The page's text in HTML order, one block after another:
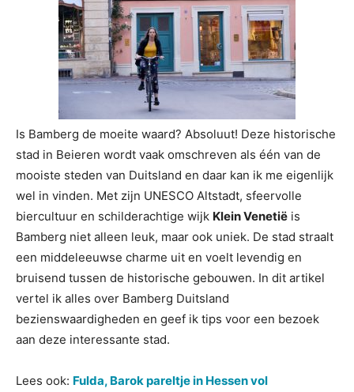
Is Bamberg de moeite waard? Absoluut! Deze historische
stad in Beieren wordt vaak omschreven als één van de
mooiste steden van Duitsland en daar kan ik me eigenlijk
wel in vinden. Met zijn UNESCO Altstadt, sfeervolle
biercultuur en schilderachtige wijk Klein Venetië is
Bamberg niet alleen leuk, maar ook uniek. De stad straalt
een middeleeuwse charme uit en voelt levendig en
bruisend tussen de historische gebouwen. In dit artikel
vertel ik alles over Bamberg Duitsland
bezienswaardigheden en geef ik tips voor een bezoek
aan deze interessante stad.
Lees ook: Fulda, Barok pareltje in Hessen vol